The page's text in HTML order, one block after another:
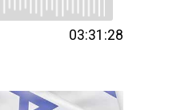
03:31:28